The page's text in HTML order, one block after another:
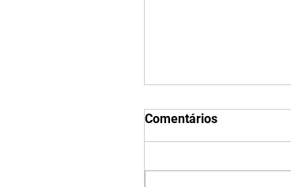
Comentários